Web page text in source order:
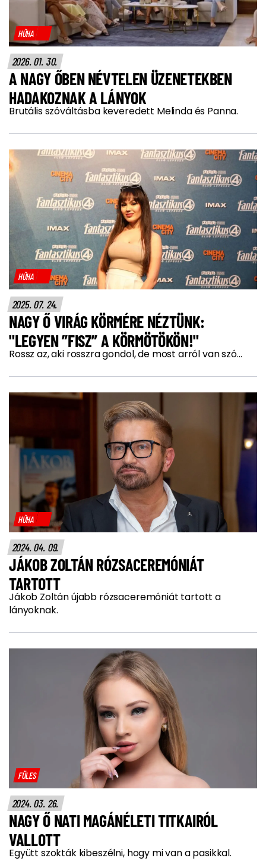
HŰHA
2026. 01. 30.
A NAGY ŐBEN NÉVTELEN ÜZENETEKBEN
HADAKOZNAK A LÁNYOK
Brutális szóváltásba keveredett Melinda és Panna.
HŰHA
2025. 07. 24.
NAGY Ő VIRÁG KÖRMÉRE NÉZTÜNK:
"LEGYEN ”FISZ” A KÖRMÖTÖKÖN!"
Rossz az, aki rosszra gondol, de most arról van szó...
HŰHA
2024. 04. 09.
JÁKOB ZOLTÁN RÓZSACEREMÓNIÁT
TARTOTT
Jákob Zoltán újabb rózsaceremóniát tartott a
lányoknak.
FÜLES
2024. 03. 26.
NAGY Ő NATI MAGÁNÉLETI TITKAIRÓL
VALLOTT
Együtt szokták kibeszélni, hogy mi van a pasikkal.